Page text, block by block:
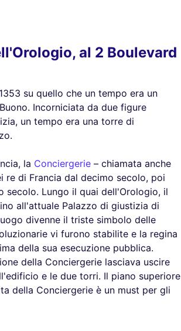
al 2 Boulevard
su quello che un tempo era un
Incorniciata da due figure
un tempo era una torre di
la Conciergerie – chiamata anche
re di Francia dal decimo secolo, poi
secolo. Lungo il quai dell'Orologio, il
all'attuale Palazzo di giustizia di
divenne il triste simbolo delle
vi furono stabilite e la regina
della sua esecuzione pubblica.
della Conciergerie lasciava uscire
e le due torri. Il piano superiore
della Conciergerie è un must per gli